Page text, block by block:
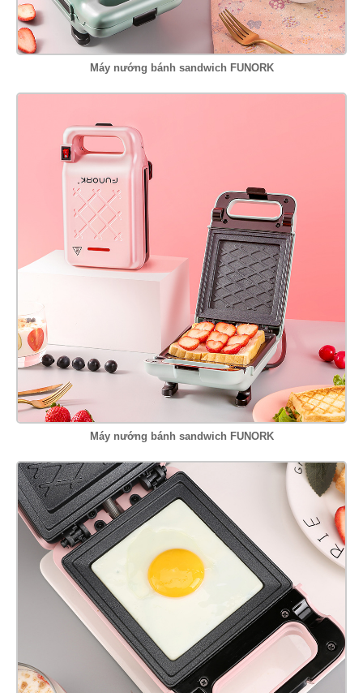
Máy nướng bánh sandwich FUNORK
Máy nướng bánh sandwich FUNORK